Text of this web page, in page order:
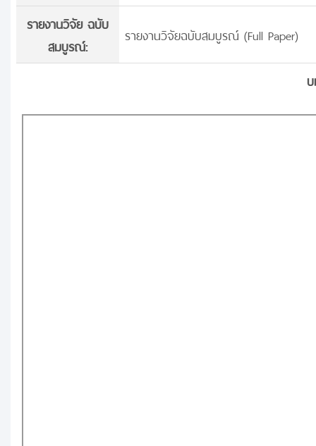
รายงานวิจัย ฉบับ
สมบูรณ์:
รายงานวิจัยฉบับสมบูรณ์ (Full Paper)